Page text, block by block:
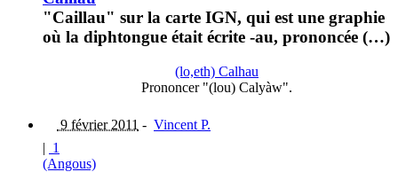
"Caillau" sur la carte IGN, qui est une graphie
où la diphtongue était écrite -au, prononcée (…)
(lo,eth) Calhau
Prononcer "(lou) Calyàw".
9 février 2011 - Vincent P.
| 1
(Angous)